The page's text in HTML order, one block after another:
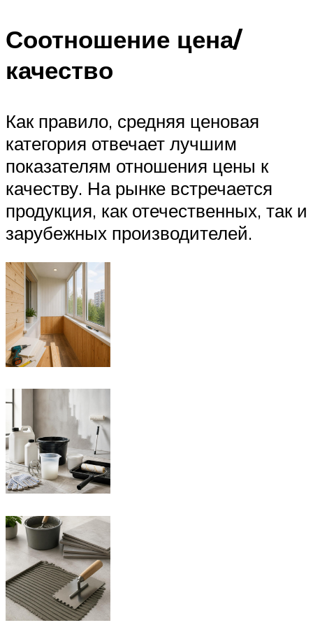
Соотношение цена/
качество
Как правило, средняя ценовая
категория отвечает лучшим
показателям отношения цены к
качеству. На рынке встречается
продукция, как отечественных, так и
зарубежных производителей.